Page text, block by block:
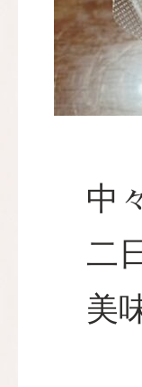
中
二
美